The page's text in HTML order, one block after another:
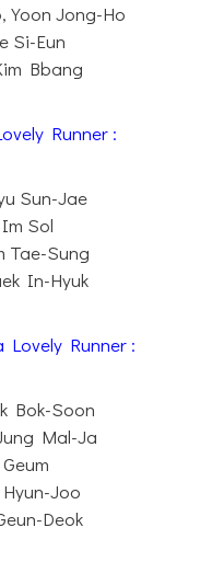
Yoon Jong-Ho
Si-Eun
Bbang
Runner :
Sun-Jae
Sol
Tae-Sung
In-Hyuk
Lovely Runner :
Bok-Soon
Mal-Ja
Joo
Deok